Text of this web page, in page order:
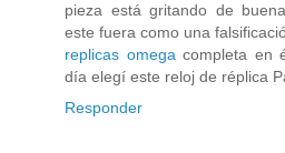
pieza está gritando de
este fuera como una
replicas omega completa en
día elegí este reloj de réplica
Responder